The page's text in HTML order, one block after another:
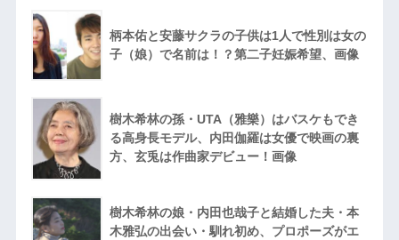
柄本佑と安藤サクラの子供は1人で性別は女の
子（娘）で名前は！？第二子妊娠希望、画像
樹木希林の孫・UTA（雅樂）はバスケもでき
る高身長モデル、内田伽羅は女優で映画の裏
方、玄兎は作曲家デビュー！画像
樹木希林の娘・内田也哉子と結婚した夫・本
木雅弘の出会い・馴れ初め、プロポーズがエ